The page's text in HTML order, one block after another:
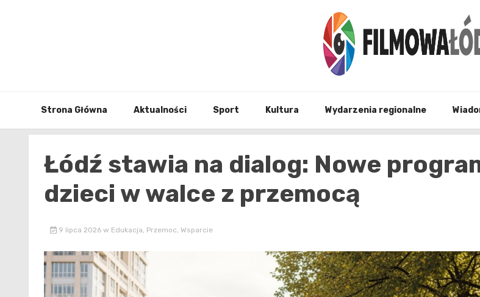
Strona Główna Aktualności Sport Kultura Wydarzenia regionalne
Łódź stawia na dialog: Nowe
dzieci w walce z przemocą
9 lipca 2026 w Edukacja, Przemoc, Wsparcie